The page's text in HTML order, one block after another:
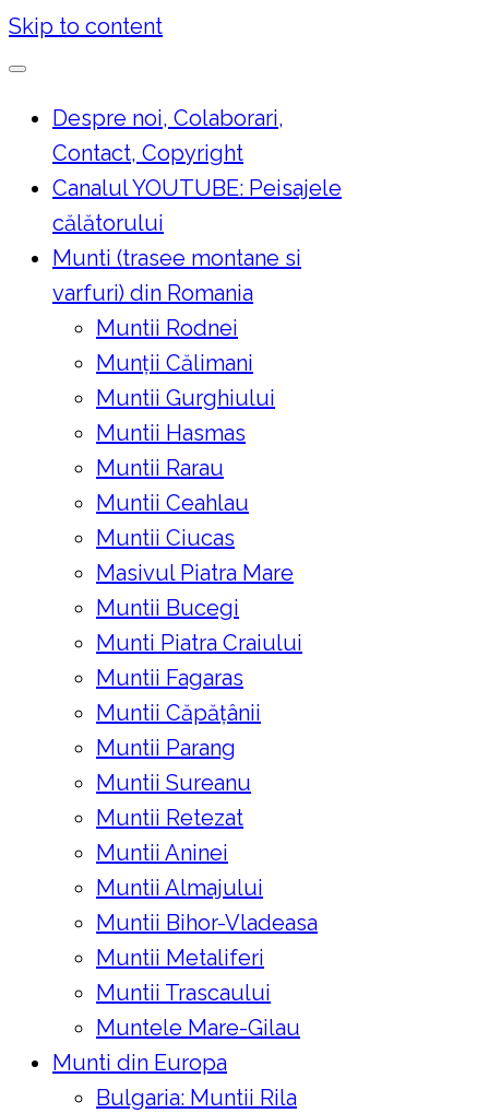
Skip to content
Despre noi, Colaborari,
Contact, Copyright
Canalul YOUTUBE: Peisajele
călătorului
Munti (trasee montane si
varfuri) din Romania
Muntii Rodnei
Munţii Călimani
Muntii Gurghiului
Muntii Hasmas
Muntii Rarau
Muntii Ceahlau
Muntii Ciucas
Masivul Piatra Mare
Muntii Bucegi
Munti Piatra Craiului
Muntii Fagaras
Muntii Căpățânii
Muntii Parang
Muntii Sureanu
Muntii Retezat
Muntii Aninei
Muntii Almajului
Muntii Bihor-Vladeasa
Muntii Metaliferi
Muntii Trascaului
Muntele Mare-Gilau
Munti din Europa
Bulgaria: Muntii Rila